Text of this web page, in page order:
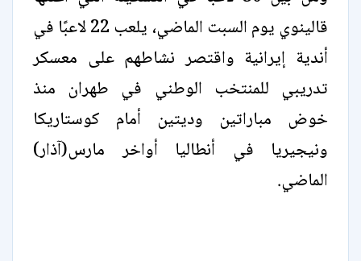
قالينوي يوم السبت الماضي، يلعب 22 لاعبًا في
أندية إيرانية واقتصر نشاطهم على معسكر
تدريبي للمنتخب الوطني في طهران منذ
خوض مباراتين وديتين أمام كوستاريكا
ونيجيريا في أنطاليا أواخر مارس(آذار)
الماضي.